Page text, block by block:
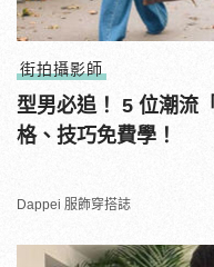
街拍攝影師
型男必追！ 5 位潮流
格、技巧免費學！
Dappei 服飾穿搭誌